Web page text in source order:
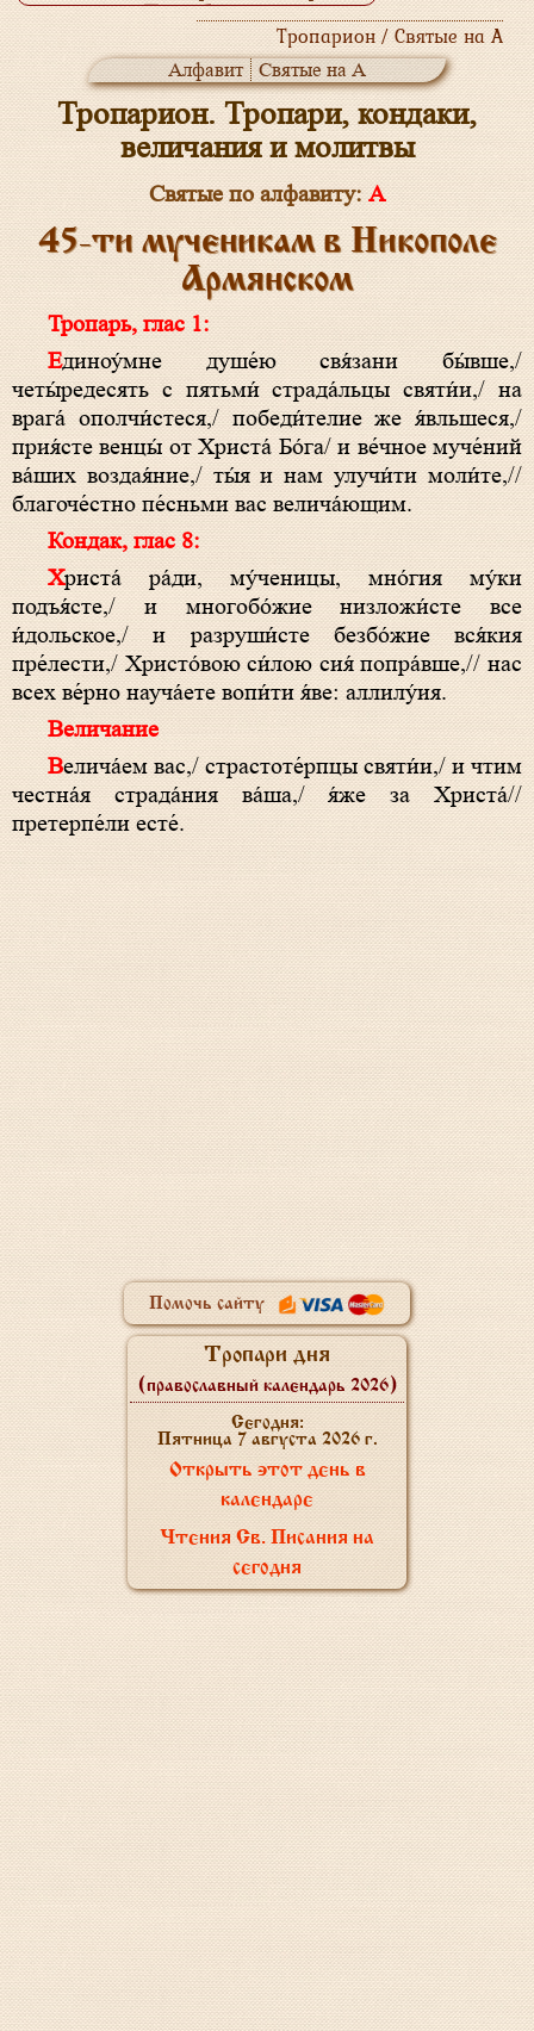
Подробнее...
Тропарион / Святые на А
Алфавит Святые на А
Тропарион. Тропари, кондаки,
величания и молитвы
Святые по алфавиту:А
45-ти мученикам в Никополе
Армянском
Тропарь, глас 1:
Единоу́мне душе́ю свя́зани бы́вше,/
четы́редесять с пятьми́ страда́льцы святи́и,/ на
врага́ ополчи́стеся,/ победи́телие же я́вльшеся,/
прия́сте венцы́ от Христа́ Бо́га/ и ве́чное муче́ний
ва́ших воздая́ние,/ ты́я и нам улучи́ти моли́те,//
благоче́стно пе́сньми вас велича́ющим.
Кондак, глас 8:
Христа́ ра́ди, му́ченицы, мно́гия му́ки
подъя́сте,/ и многобо́жие низложи́сте все
и́дольское,/ и разруши́сте безбо́жие вся́кия
пре́лести,/ Христо́вою си́лою сия́ попра́вше,// нас
всех ве́рно науча́ете вопи́ти я́ве: аллилу́ия.
Величание
Велича́ем вас,/ страстоте́рпцы святи́и,/ и чтим
честна́я страда́ния ва́ша,/ я́же за Христа́//
претерпе́ли есте́.
Помочь сайту
Тропари дня
(православный календарь 2026)
Сегодня:
Пятница 7 августа 2026 г.
Открыть этот день в
календаре
Чтения Св. Писания на
сегодня